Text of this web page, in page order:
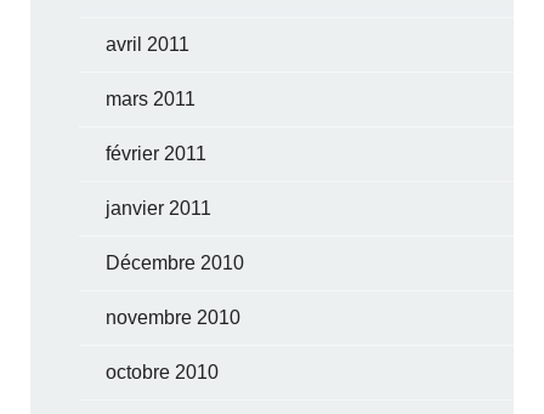
avril 2011
mars 2011
février 2011
janvier 2011
Décembre 2010
novembre 2010
octobre 2010